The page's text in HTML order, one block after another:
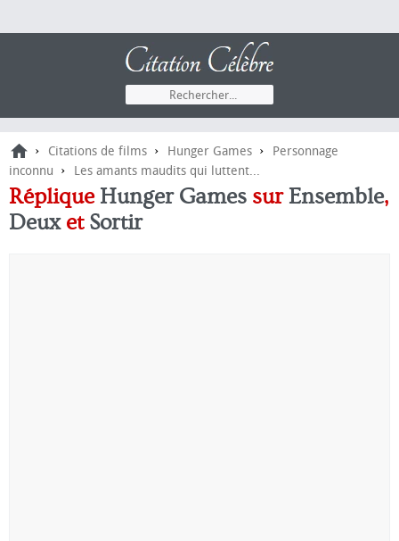
› Citations de films › Hunger Games ›
Personnage
inconnu › Les amants maudits qui luttent...
Réplique Hunger Games sur Ensemble,
Deuxet Sortir